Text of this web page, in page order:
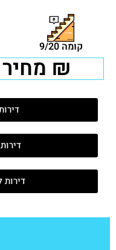
קומה 9/20
מחיר - 2,740,000 ₪